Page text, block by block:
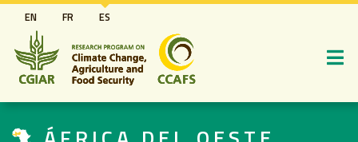
Pasar
al
contenido
principal
EN FR ES